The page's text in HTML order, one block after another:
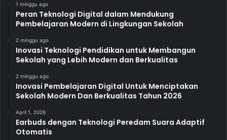
1 minggu ago
Peran Teknologi Digital dalam Mendukung
Pembelajaran Modern di Lingkungan Sekolah
2 minggu ago
Inovasi Teknologi Pendidikan untuk Membangun
Sekolah yang Lebih Modern dan Berkualitas
2 minggu ago
Inovasi Pembelajaran Digital Untuk Menciptakan
Sekolah Modern Dan Berkualitas Tahun 2026
April 1, 2026
Earbuds dengan Teknologi Peredam Suara Adaptif
Otomatis